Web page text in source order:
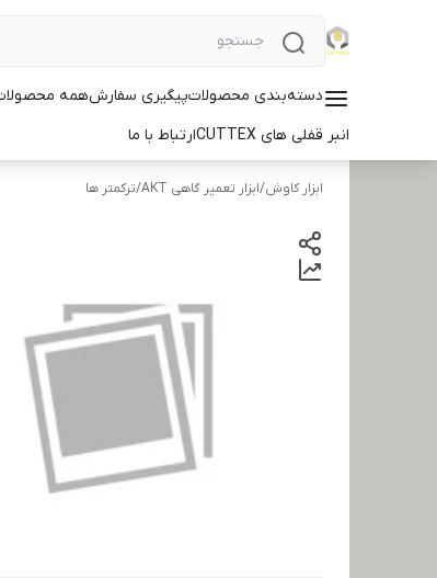
دسته‌بندی محصولاتپیگیری سفارشهمه
انبر قفلی های CUTTEX
ارتباط با ما
ابزار کاوش/ابزار تعمیر گاهی AKT /ترکمتر ها